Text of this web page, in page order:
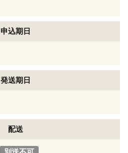
申込期日
発送期日
配送